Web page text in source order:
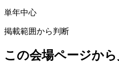
単年中心
掲載範囲から判断
この会場ページか